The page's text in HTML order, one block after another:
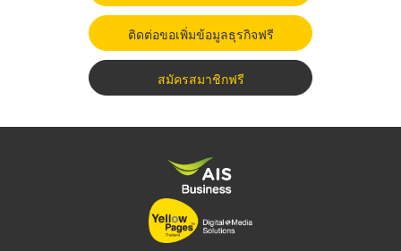
ติดต่อขอเพิ่มข้อมูลธุรกิจฟรี
สมัครสมาชิกฟรี